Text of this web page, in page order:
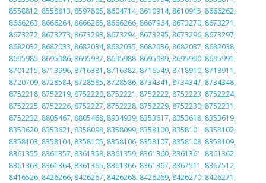
8558812, 8558813, 8597805, 8604714, 8610914, 8610915, 8666262,
8666263, 8666264, 8666265, 8666266, 8667964, 8673270, 8673271 ,
8673272, 8673273, 8673293, 8673294, 8673295, 8673296, 8673297,
8682032, 8682033, 8682034, 8682035, 8682036, 8682037, 8682038,
8695985, 8695986, 8695987, 8695988, 8695989, 8695990, 8695991 ,
8701215, 8713996, 8716381 , 8716382, 8716549, 8718910, 8718911 ,
8720709, 8728584, 8728585, 8728586, 8734341 , 8734347, 8734348,
8752218, 8752219, 8752220, 8752221 , 8752222, 8752223, 8752224,
8752225, 8752226, 8752227, 8752228, 8752229, 8752230, 8752231 ,
8752232, 8805467, 8805468, 8934939, 8353617, 8353618, 8353619,
8353620, 8353621 , 8358098, 8358099, 8358100, 8358101 , 8358102,
8358103, 8358104, 8358105, 8358106, 8358107, 8358108, 8358109,
8361355, 8361357, 8361358, 8361359, 8361360, 8361361 , 8361362,
8361363, 8361364, 8361365, 8361366, 8361367, 8367511 , 8367512,
8416526, 8426266, 8426267, 8426268, 8426269, 8426270, 8426271 ,